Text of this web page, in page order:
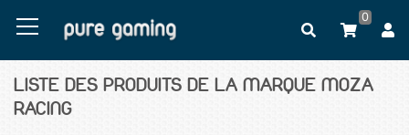
0
LISTE DES PRODUITS DE LA MARQUE MOZA
RACING